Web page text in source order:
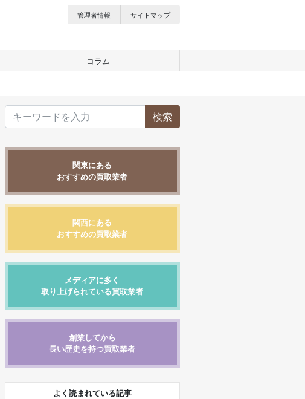
管理者情報 サイトマップ
コラム
検索
関東にある
おすすめの買取業者
関西にある
おすすめの買取業者
メディアに多く
取り上げられている買取業者
創業してから
長い歴史を持つ買取業者
よく読まれている記事